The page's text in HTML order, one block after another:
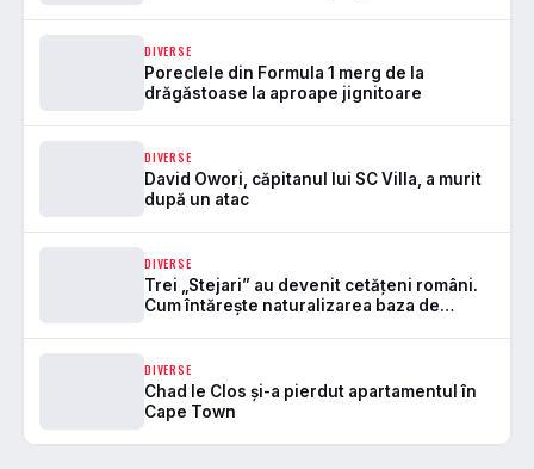
DIVERSE
Poreclele din Formula 1 merg de la
drăgăstoase la aproape jignitoare
DIVERSE
David Owori, căpitanul lui SC Villa, a murit
după un atac
DIVERSE
Trei „Stejari” au devenit cetățeni români.
Cum întărește naturalizarea baza de
DIVERSE
Chad le Clos și-a pierdut apartamentul în
Cape Town